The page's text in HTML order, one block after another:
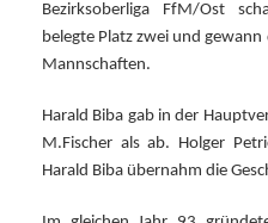
Bezirksoberliga FfM/Ost
belegte Platz zwei und
Mannschaften.
Harald Biba gab in der
M.Fischer als ab. Holger
Harald Biba übernahm die